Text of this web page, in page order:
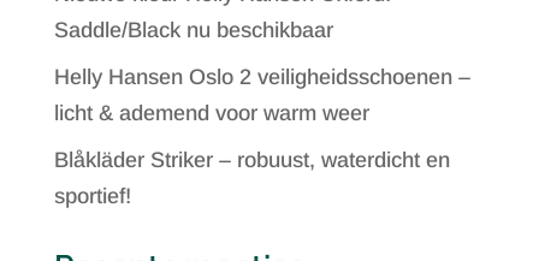
Saddle/Black nu beschikbaar
Helly Hansen Oslo 2 veiligheidsschoenen –
licht & ademend voor warm weer
Blåkläder Striker – robuust, waterdicht en
sportief!